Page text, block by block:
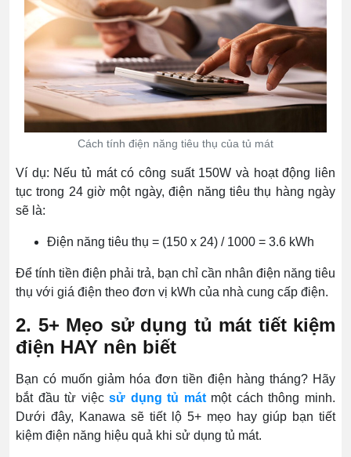
Cách tính điện năng tiêu thụ của tủ mát
Ví dụ: Nếu tủ mát có công suất 150W và hoạt động liên
tục trong 24 giờ một ngày, điện năng tiêu thụ hàng ngày
sẽ là:
Điện năng tiêu thụ = (150 x 24) / 1000 = 3.6 kWh
Để tính tiền điện phải trả, bạn chỉ cần nhân điện năng tiêu
thụ với giá điện theo đơn vị kWh của nhà cung cấp điện.
2. 5+ Mẹo sử dụng tủ mát tiết kiệm
điện HAY nên biết
Bạn có muốn giảm hóa đơn tiền điện hàng tháng? Hãy
bắt đầu từ việcsử dụng tủ mátmột cách thông minh.
Dưới đây, Kanawa sẽ tiết lộ 5+ mẹo hay giúp bạn tiết
kiệm điện năng hiệu quả khi sử dụng tủ mát.